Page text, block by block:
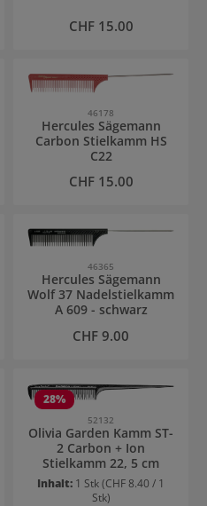
Regulärer Preis:
CHF 15.00
46178
Hercules Sägemann
Carbon Stielkamm HS
C22
Regulärer Preis:
CHF 15.00
46365
Hercules Sägemann
Wolf 37 Nadelstielkamm
A 609 - schwarz
Regulärer Preis:
CHF 9.00
28%
52132
Olivia Garden Kamm ST-
2 Carbon + Ion
Stielkamm 22, 5 cm
Inhalt: 1 Stk(CHF 8.40 / 1
Stk)